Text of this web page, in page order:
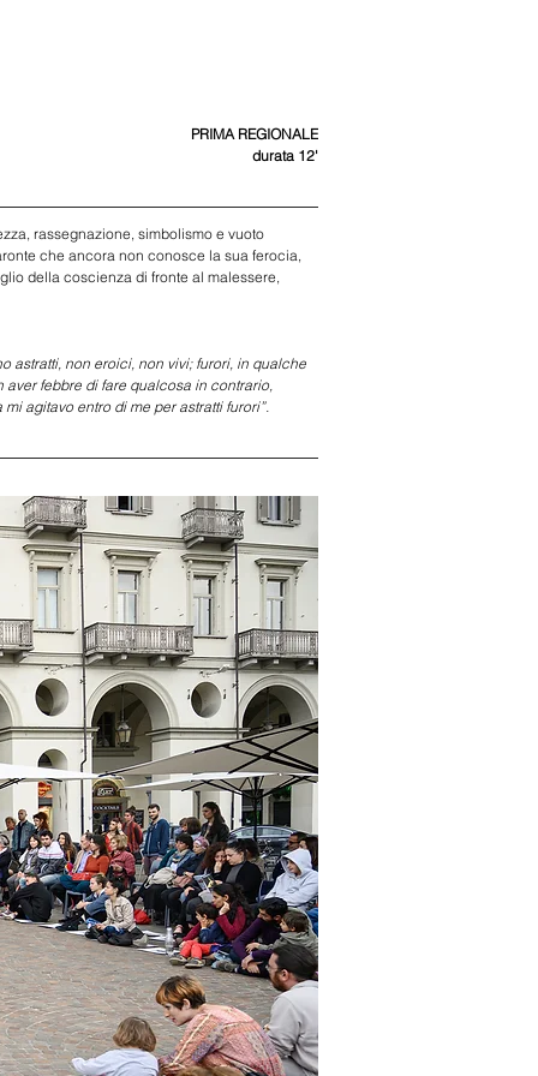
PRIMA REGIONALE
durata 12'
rassegnazione, simbolismo e vuoto
che ancora non conosce la sua ferocia,
della coscienza di fronte al malessere,
astratti, non eroici, non vivi; furori, in qualche
febbre di fare qualcosa in contrario,
agitavo entro di me per astratti furori”.